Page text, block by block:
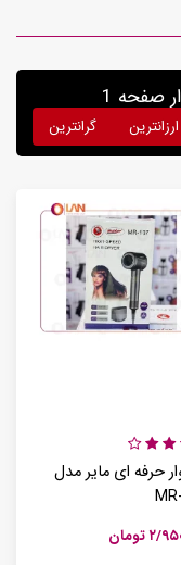
صفحه 1
ارزانترین گرانترین
حرفه ای مایر مدل
تومان